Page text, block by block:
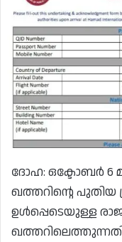
ദോഹ: ഒക്ടോബർ 6
ഖത്തറിന്റെ പുതിയ
ഉൾപ്പെടെയുള്ള